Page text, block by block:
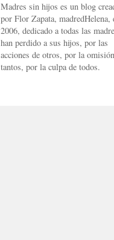
Madres sin hijos es un blog
por Flor Zapata, madredHelena,
2006, dedicado a todas las
han perdido a sus hijos, por las
acciones de otros, por la
tantos, por la culpa de todos.